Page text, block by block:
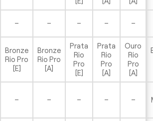
– – – – –
Bronze
Rio Pro
[E]
Bronze
Rio Pro
[A]
Prata
Rio
Pro
[E]
Prata
Rio
Pro
[A]
Ouro
Rio
Pro
[A]
– – – – –